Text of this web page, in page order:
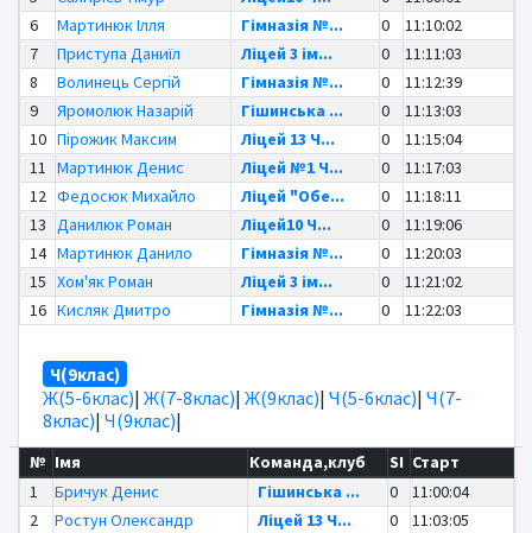
6
Мартинюк Ілля Гімназія №... 0
11:10:02
7
Приступа Даниїл Ліцей 3 ім... 0
11:11:03
8
Волинець Сергій Гімназія №... 0
11:12:39
9
Яромолюк Назарій Гішинська ... 0
11:13:03
10 Пірожик Максим Ліцей 13 Ч... 0
11:15:04
11 Мартинюк Денис Ліцей №1 Ч... 0
11:17:03
12 Федосюк Михайло Ліцей "Обе... 0
11:18:11
13 Данилюк Роман Ліцей10 Ч... 0
11:19:06
14 Мартинюк Данило Гімназія №... 0
11:20:03
15 Хом'як Роман Ліцей 3 ім... 0
11:21:02
16 Кисляк Дмитро Гімназія №... 0 11:22:03
Ч(9клас)
Ж(5-6клас)| Ж(7-8клас)| Ж(9клас)| Ч(5-6клас)| Ч(7-
8клас)| Ч(9клас)|
№ Імя Команда,клуб SI Старт
1
Бричук Денис Гішинська ... 0
11:00:04
2
Ростун Олександр Ліцей 13 Ч... 0
11:03:05